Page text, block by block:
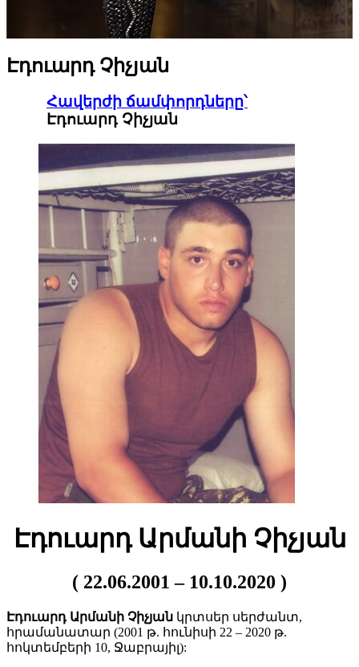
Էդուարդ Չիչյան
Հավերժի ճամփորդները՝
Էդուարդ Չիչյան
Էդուարդ Արմանի Չիչյան
( 22.06.2001 – 10.10.2020 )
Էդուարդ Արմանի Չիչյան կրտսեր սերժանտ,
հրամանատար (2001 թ. հունիսի 22 – 2020 թ.
հոկտեմբերի 10, Ջաբրայիլ):